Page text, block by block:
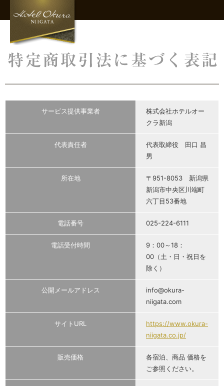
サービス提供事業者
株式会社ホテルオー
クラ新潟
代表責任者
代表取締役 田口 昌
男
所在地
〒951-8053 新潟県
新潟市中央区川端町
六丁目53番地
電話番号 025-224-6111
電話受付時間
9：00～18：
00（土・日・祝日を
除く）
公開メールアドレス
info@okura-
niigata.com
サイトURL
https://www.okura-
niigata.co.jp/
販売価格
各宿泊、商品 価格を
ご参照ください。